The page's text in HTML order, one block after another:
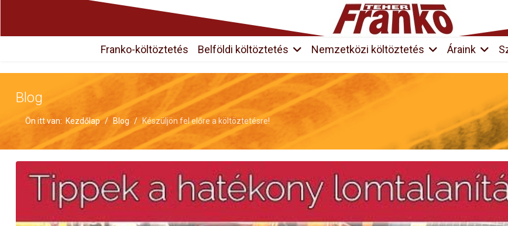
Franko-költöztetés Belföldi költöztetés Nemzetközi költöztetés Áraink
Blog
Ön itt van: Kezdőlap Blog Készüljön fel előre a költöztetésre!